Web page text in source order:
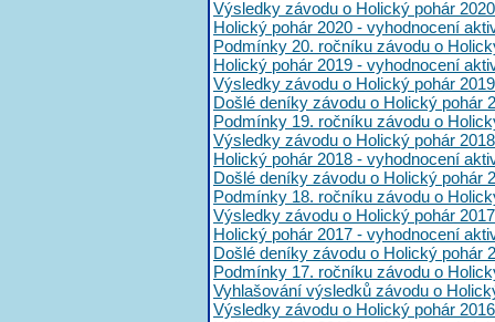
Výsledky závodu o Holický pohár 2020
Holický pohár 2020 - vyhodnocení
Podmínky 20. ročníku závodu o
Holický pohár 2019 - vyhodnocení
Výsledky závodu o Holický pohár 2019
Došlé deníky závodu o Holický pohár
Podmínky 19. ročníku závodu o
Výsledky závodu o Holický pohár 2018
Holický pohár 2018 - vyhodnocení
Došlé deníky závodu o Holický pohár
Podmínky 18. ročníku závodu o
Výsledky závodu o Holický pohár 2017
Holický pohár 2017 - vyhodnocení
Došlé deníky závodu o Holický pohár
Podmínky 17. ročníku závodu o
Vyhlašování výsledků závodu o
Výsledky závodu o Holický pohár 2016